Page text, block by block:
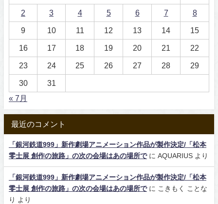
2 3 4 5 6 7 8
9 10 11 12 13 14 15
16 17 18 19 20 21 22
23 24 25 26 27 28 29
30
31
« 7月
最近のコメント
「銀河鉄道999」新作劇場アニメーション作品が製作決定/「松本
零士展 創作の旅路」の次の会場はあの場所でに AQUARIUS より
「銀河鉄道999」新作劇場アニメーション作品が製作決定/「松本
零士展 創作の旅路」の次の会場はあの場所でに こきもく ことな
り
より